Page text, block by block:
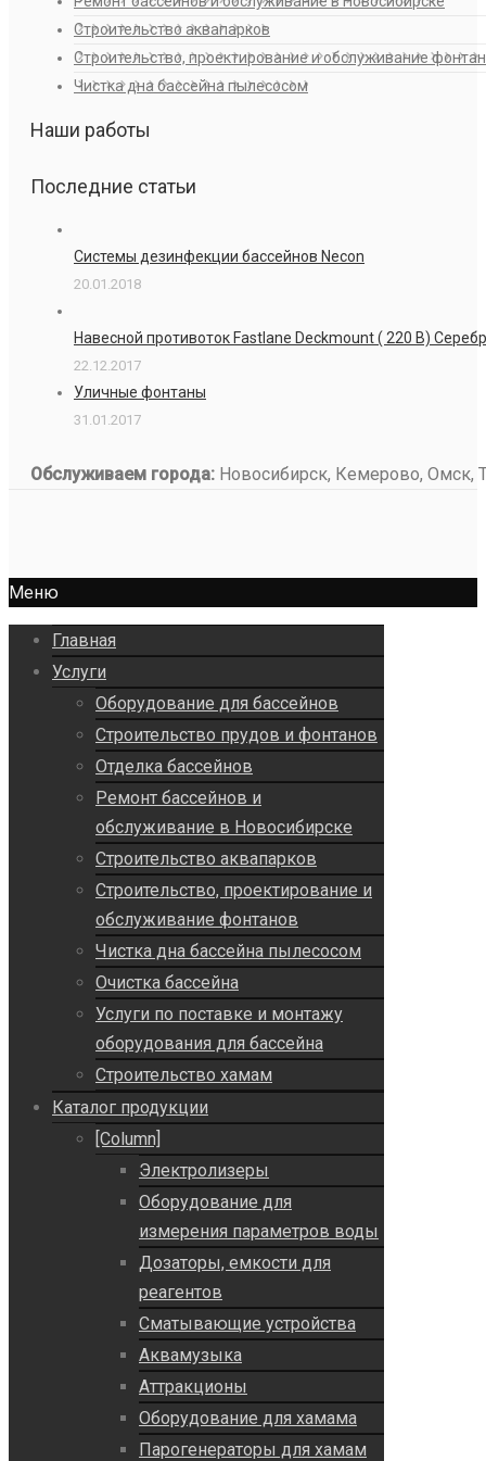
Строительство аквапарков
Строительство, проектирование и обслуживание
Чистка дна бассейна пылесосом
Наши работы
Последние статьи
Системы дезинфекции бассейнов Necon
20.01.2018
Навесной противоток Fastlane Deckmount ( 220 В)
22.12.2017
Уличные фонтаны
31.01.2017
Обслуживаем города: Новосибирск, Кемерово, Омск,
Меню
Главная
Услуги
Оборудование для бассейнов
Строительство прудов и фонтанов
Отделка бассейнов
Ремонт бассейнов и
обслуживание в Новосибирске
Строительство аквапарков
Строительство, проектирование и
обслуживание фонтанов
Чистка дна бассейна пылесосом
Очистка бассейна
Услуги по поставке и монтажу
оборудования для бассейна
Строительство хамам
Каталог продукции
[Column]
Электролизеры
Оборудование для
измерения параметров воды
Дозаторы, емкости для
реагентов
Сматывающие устройства
Аквамузыка
Аттракционы
Оборудование для хамама
Парогенераторы для хамам